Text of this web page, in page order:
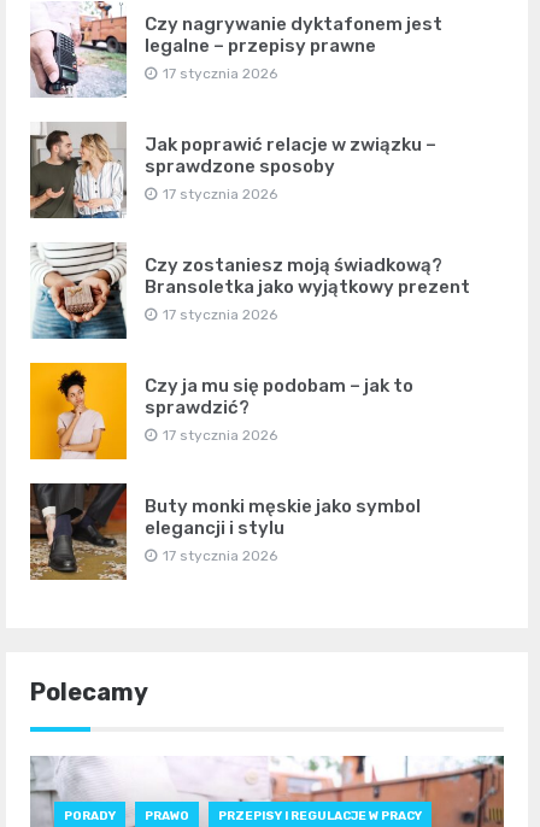
Czy nagrywanie dyktafonem jest
legalne – przepisy prawne
17 stycznia 2026
Jak poprawić relacje w związku –
sprawdzone sposoby
17 stycznia 2026
Czy zostaniesz moją świadkową?
Bransoletka jako wyjątkowy prezent
17 stycznia 2026
Czy ja mu się podobam – jak to
sprawdzić?
17 stycznia 2026
Buty monki męskie jako symbol
elegancji i stylu
17 stycznia 2026
Polecamy
PORADY PRAWO PRZEPISY I REGULACJE W PRACY